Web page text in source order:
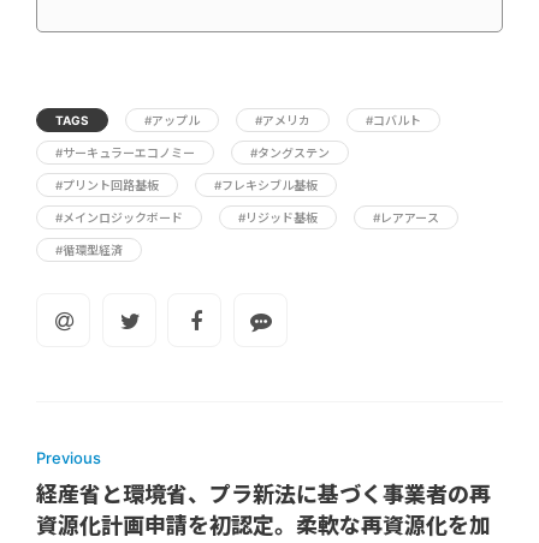
TAGS #アップル #アメリカ #コバルト
#サーキュラーエコノミー #タングステン
#プリント回路基板 #フレキシブル基板
#メインロジックボード #リジッド基板 #レアアース
#循環型経済
Previous
経産省と環境省、プラ新法に基づく事業者の再
資源化計画申請を初認定。柔軟な再資源化を加